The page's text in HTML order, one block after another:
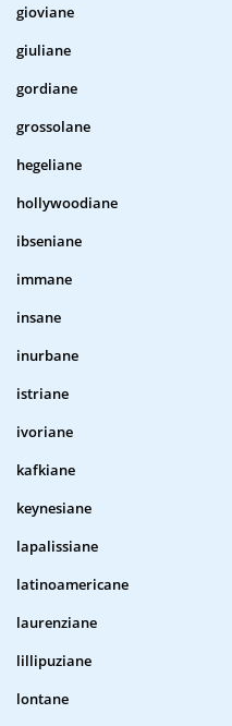
gioviane
giuliane
gordiane
grossolane
hegeliane
hollywoodiane
ibseniane
immane
insane
inurbane
istriane
ivoriane
kafkiane
keynesiane
lapalissiane
latinoamericane
laurenziane
lillipuziane
lontane